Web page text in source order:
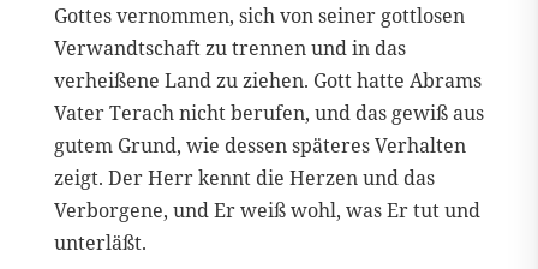
Gottes vernommen, sich von seiner gottlosen
Verwandtschaft zu trennen und in das
verheißene Land zu ziehen. Gott hatte Abrams
Vater Terach nicht berufen, und das gewiß aus
gutem Grund, wie dessen späteres Verhalten
zeigt. Der Herr kennt die Herzen und das
Verborgene, und Er weiß wohl, was Er tut und
unterläßt.